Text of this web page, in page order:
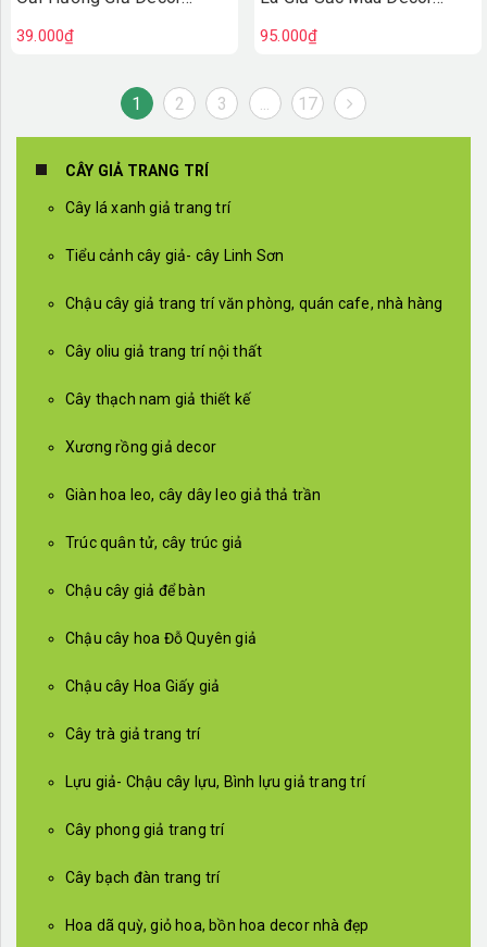
39.000₫
(70cm)-HC1496
95.000₫
1 2 3 17
CÂY GIẢ TRANG TRÍ
Cây lá xanh giả trang trí
Tiểu cảnh cây giả- cây Linh Sơn
Chậu cây giả trang trí văn phòng, quán cafe, nhà hàng
Cây oliu giả trang trí nội thất
Cây thạch nam giả thiết kế
Xương rồng giả decor
Giàn hoa leo, cây dây leo giả thả trần
Trúc quân tử, cây trúc giả
Chậu cây giả để bàn
Chậu cây hoa Đỗ Quyên giả
Chậu cây Hoa Giấy giả
Cây trà giả trang trí
Lựu giả- Chậu cây lựu, Bình lựu giả trang trí
Cây phong giả trang trí
Cây bạch đàn trang trí
Hoa dã quỳ, giỏ hoa, bồn hoa decor nhà đẹp